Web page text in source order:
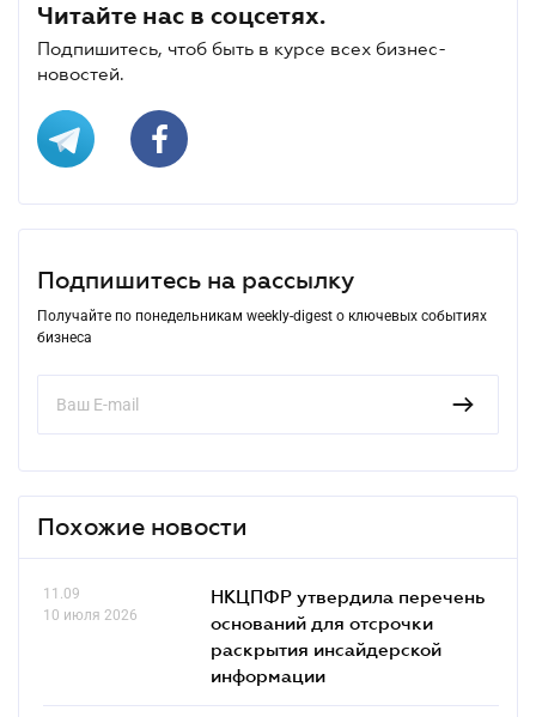
Читайте нас в соцсетях.
Подпишитесь, чтоб быть в курсе всех бизнес-
новостей.
Подпишитесь на рассылку
Получайте по понедельникам weekly-digest о ключевых событиях
бизнеса
Похожие новости
11.09
10 июля 2026
НКЦПФР утвердила перечень
оснований для отсрочки
раскрытия инсайдерской
информации